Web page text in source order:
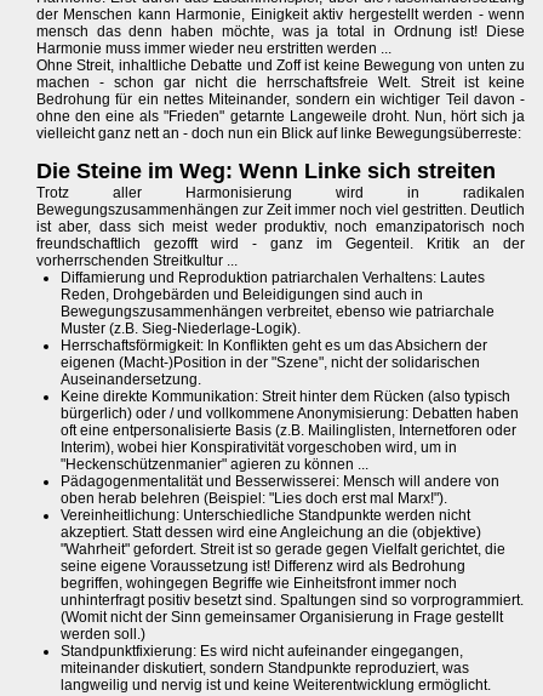
der Menschen kann Harmonie, Einigkeit aktiv hergestellt werden - wenn
mensch das denn haben möchte, was ja total in Ordnung ist! Diese
Harmonie muss immer wieder neu erstritten werden ...
Ohne Streit, inhaltliche Debatte und Zoff ist keine Bewegung von unten zu
machen - schon gar nicht die herrschaftsfreie Welt. Streit ist keine
Bedrohung für ein nettes Miteinander, sondern ein wichtiger Teil davon -
ohne den eine als "Frieden" getarnte Langeweile droht. Nun, hört sich ja
vielleicht ganz nett an - doch nun ein Blick auf linke Bewegungsüberreste:
Die Steine im Weg: Wenn Linke sich streiten
Trotz aller Harmonisierung wird in radikalen
Bewegungszusammenhängen zur Zeit immer noch viel gestritten. Deutlich
ist aber, dass sich meist weder produktiv, noch emanzipatorisch noch
freundschaftlich gezofft wird - ganz im Gegenteil. Kritik an der
vorherrschenden Streitkultur ...
Diffamierung und Reproduktion patriarchalen Verhaltens: Lautes
Reden, Drohgebärden und Beleidigungen sind auch in
Bewegungszusammenhängen verbreitet, ebenso wie patriarchale
Muster (z.B. Sieg-Niederlage-Logik).
Herrschaftsförmigkeit: In Konflikten geht es um das Absichern der
eigenen (Macht-)Position in der "Szene", nicht der solidarischen
Auseinandersetzung.
Keine direkte Kommunikation: Streit hinter dem Rücken (also typisch
bürgerlich) oder / und vollkommene Anonymisierung: Debatten haben
oft eine entpersonalisierte Basis (z.B. Mailinglisten, Internetforen oder
Interim), wobei hier Konspirativität vorgeschoben wird, um in
"Heckenschützenmanier" agieren zu können ...
Pädagogenmentalität und Besserwisserei: Mensch will andere von
oben herab belehren (Beispiel: "Lies doch erst mal Marx!").
Vereinheitlichung: Unterschiedliche Standpunkte werden nicht
akzeptiert. Statt dessen wird eine Angleichung an die (objektive)
"Wahrheit" gefordert. Streit ist so gerade gegen Vielfalt gerichtet, die
seine eigene Voraussetzung ist! Differenz wird als Bedrohung
begriffen, wohingegen Begriffe wie Einheitsfront immer noch
unhinterfragt positiv besetzt sind. Spaltungen sind so vorprogrammiert.
(Womit nicht der Sinn gemeinsamer Organisierung in Frage gestellt
werden soll.)
Standpunktfixierung: Es wird nicht aufeinander eingegangen,
miteinander diskutiert, sondern Standpunkte reproduziert, was
langweilig und nervig ist und keine Weiterentwicklung ermöglicht.